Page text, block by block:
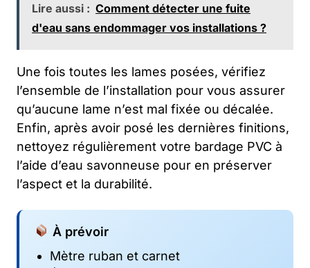
Lire aussi : Comment détecter une fuite
d'eau sans endommager vos installations ?
Une fois toutes les lames posées, vérifiez
l’ensemble de l’installation pour vous assurer
qu’aucune lame n’est mal fixée ou décalée.
Enfin, après avoir posé les dernières finitions,
nettoyez régulièrement votre bardage PVC à
l’aide d’eau savonneuse pour en préserver
l’aspect et la durabilité.
À prévoir
Mètre ruban et carnet